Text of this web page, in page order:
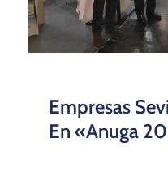
Empresas
En «Anuga